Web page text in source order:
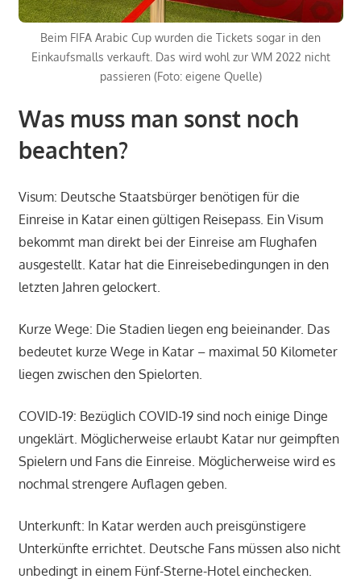
Beim FIFA Arabic Cup wurden die Tickets sogar in den
Einkaufsmalls verkauft. Das wird wohl zur WM 2022 nicht
passieren (Foto: eigene Quelle)
Was muss man sonst noch
beachten?
Visum: Deutsche Staatsbürger benötigen für die
Einreise in Katar einen gültigen Reisepass. Ein Visum
bekommt man direkt bei der Einreise am Flughafen
ausgestellt. Katar hat die Einreisebedingungen in den
letzten Jahren gelockert.
Kurze Wege: Die Stadien liegen eng beieinander. Das
bedeutet kurze Wege in Katar – maximal 50 Kilometer
liegen zwischen den Spielorten.
COVID-19: Bezüglich COVID-19 sind noch einige Dinge
ungeklärt. Möglicherweise erlaubt Katar nur geimpften
Spielern und Fans die Einreise. Möglicherweise wird es
nochmal strengere Auflagen geben.
Unterkunft: In Katar werden auch preisgünstigere
Unterkünfte errichtet. Deutsche Fans müssen also nicht
unbedingt in einem Fünf-Sterne-Hotel einchecken.